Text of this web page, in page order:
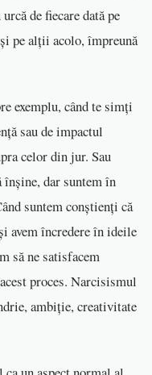
de fiecare dată pe
pe alții acolo, împreună
exemplu, când te simți
sau de impactul
celor din jur. Sau
dar suntem în
suntem conștienți că
avem încredere în ideile
să ne satisfacem
proces. Narcisismul
ambiție, creativitate